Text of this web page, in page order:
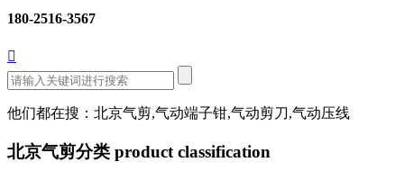
180-2516-3567

他们都在搜：北京气剪,气动端子钳,气动剪刀,气动压线
北京气剪分类 product classification